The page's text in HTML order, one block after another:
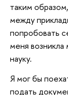
таким
между
попробовать
меня
науку.
Я мог бы
подать